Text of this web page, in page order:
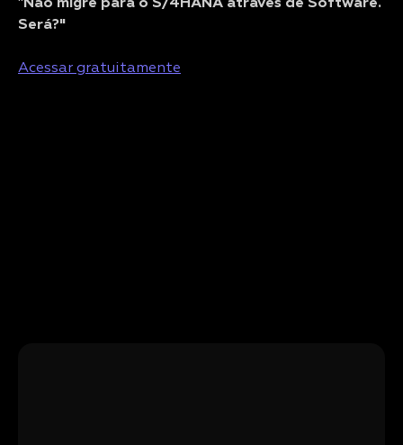
" Não migre para o S/4HANA através de Software.
Será?"
Acessar gratuitamente